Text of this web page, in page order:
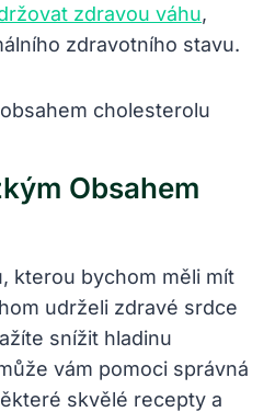
zdravou váhu,
​zdravotního stavu.
Obsahem
kterou bychom⁣ měli​ mít‍
udrželi‌ zdravé ‌srdce
‍snížit​ hladinu
vám ​pomoci ​správná
⁢skvělé recepty a